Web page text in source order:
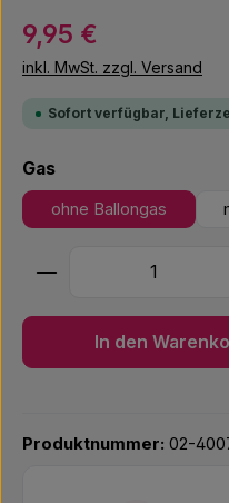
Regulärer Preis:
9,95 €
inkl. MwSt. zzgl. Versand
Sofort verfügbar,
Gasauswählen
ohne Ballongas
Produkt Anzahl: Gib
In den
Produktnummer: 02-